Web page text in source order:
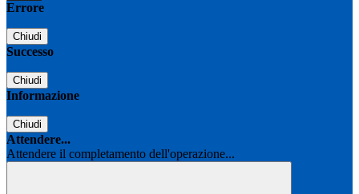
Errore
Chiudi
Successo
Chiudi
Informazione
Chiudi
Attendere...
Attendere il completamento dell'operazione...